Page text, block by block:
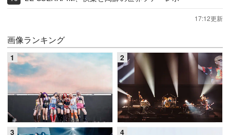
17:12更新
画像ランキング